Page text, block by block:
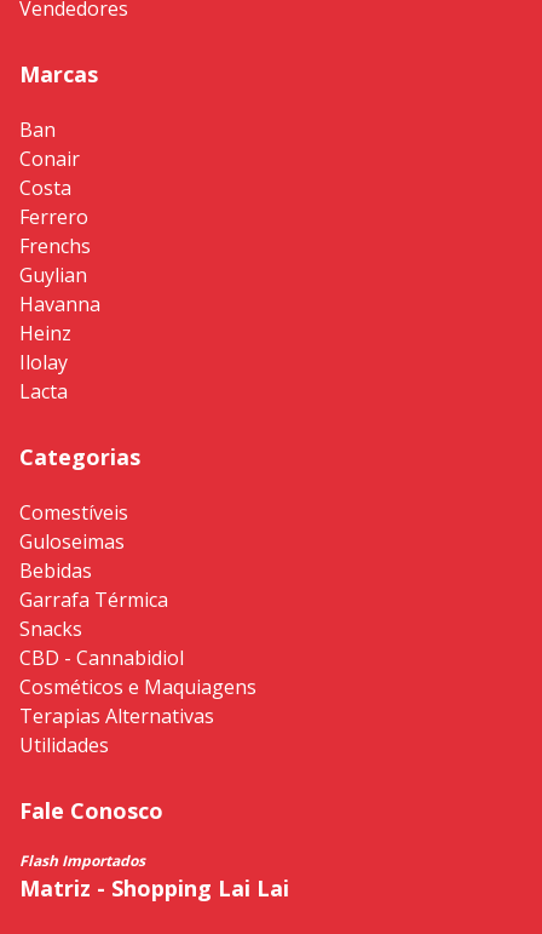
Vendedores
Marcas
Ban
Conair
Costa
Ferrero
Frenchs
Guylian
Havanna
Heinz
Ilolay
Lacta
Categorias
Comestíveis
Guloseimas
Bebidas
Garrafa Térmica
Snacks
CBD - Cannabidiol
Cosméticos e Maquiagens
Terapias Alternativas
Utilidades
Fale Conosco
Flash Importados
Matriz - Shopping Lai Lai